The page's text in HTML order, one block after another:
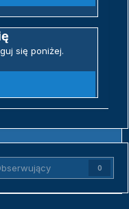
się poniżej.
0